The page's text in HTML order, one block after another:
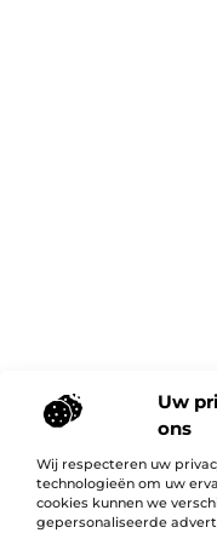
Uw
ons
Wij respecteren uw
technologieën om uw
cookies kunnen we
gepersonaliseerde